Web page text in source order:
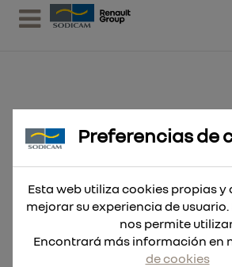
Guantes anticorte de
de nivel A - XL /
Preferencias de
Esta web utiliza cookies propias y
mejorar su experiencia de
nos permite
Encontrará más información en
de cookies